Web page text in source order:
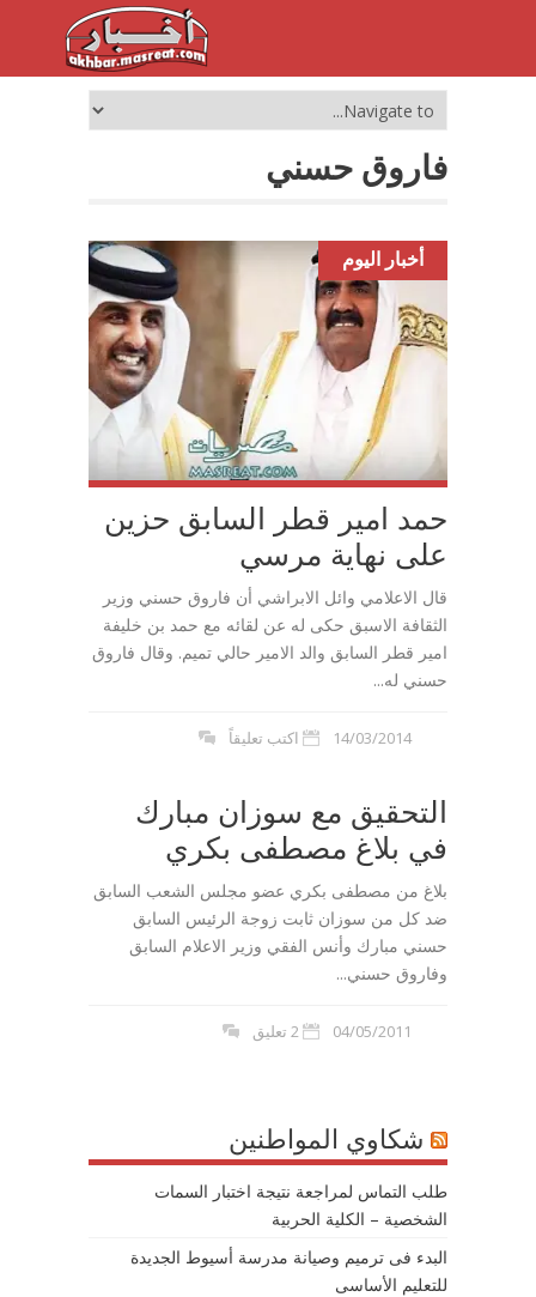
فاروق حسني
أخبار اليوم
حمد امير قطر السابق حزين
على نهاية مرسي
قال الاعلامي وائل الابراشي أن فاروق حسني وزير
الثقافة الاسبق حكى له عن لقائه مع حمد بن خليفة
امير قطر السابق والد الامير حالي تميم. وقال فاروق
حسني له...
14/03/2014 اكتب تعليقاً
التحقيق مع سوزان مبارك
في بلاغ مصطفى بكري
بلاغ من مصطفى بكري عضو مجلس الشعب السابق
ضد كل من سوزان ثابت زوجة الرئيس السابق
حسني مبارك وأنس الفقي وزير الاعلام السابق
وفاروق حسني...
04/05/2011 2 تعليق
شكاوي المواطنين
طلب التماس لمراجعة نتيجة اختبار السمات
الشخصية – الكلية الحربية
البدء فى ترميم وصيانة مدرسة أسيوط الجديدة
للتعليم الأساسى